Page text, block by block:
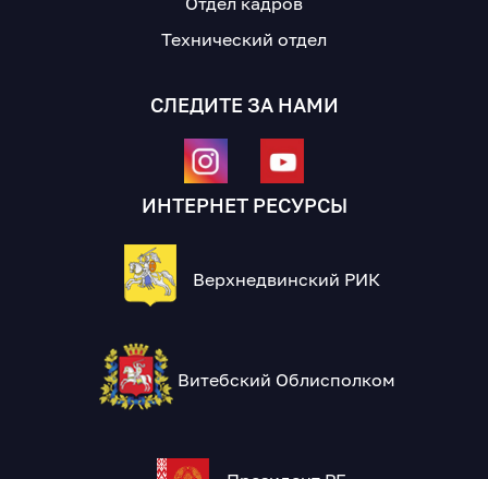
Технический отдел
СЛЕДИТЕ ЗА НАМИ
ИНТЕРНЕТ РЕСУРСЫ
Верхнедвинский РИК
Витебский Облисполком